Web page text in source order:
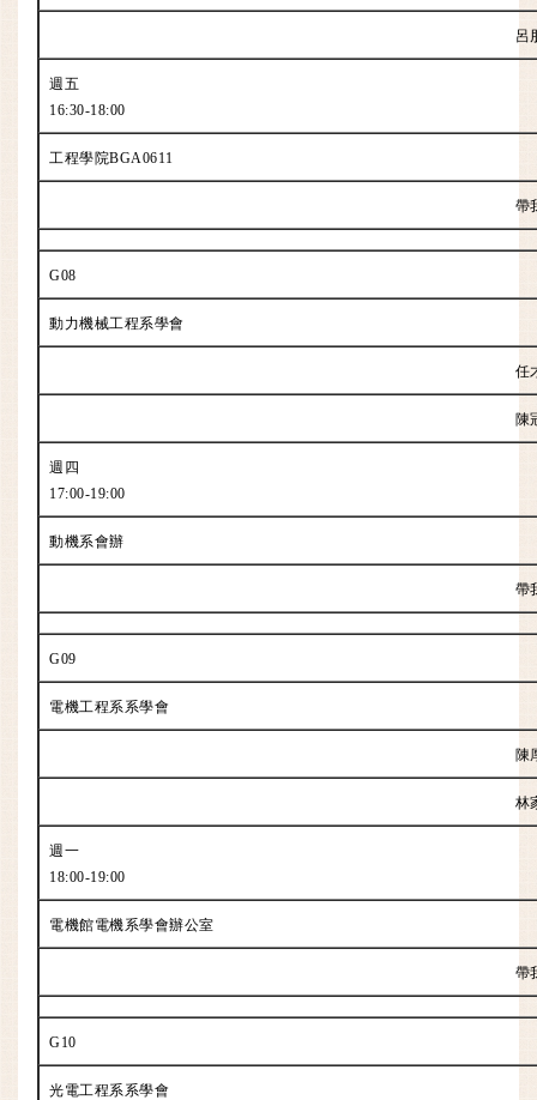
呂
週五
16:30-18:00
工程學院BGA0611
帶
G08
動力機械工程系學會
任
陳
週四
17:00-19:00
動機系會辦
帶
G09
電機工程系系學會
陳
林
週一
18:00-19:00
電機館電機系學會辦公室
帶
G10
光電工程系系學會